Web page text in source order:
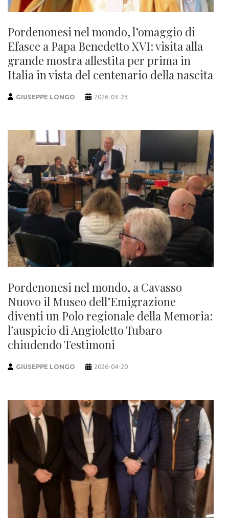
Pordenonesi nel mondo, l’omaggio di
Efasce a Papa Benedetto XVI: visita alla
grande mostra allestita per prima in
Italia in vista del centenario della nascita
GIUSEPPE LONGO 2026-03-23
Pordenonesi nel mondo, a Cavasso
Nuovo il Museo dell’Emigrazione
diventi un Polo regionale della Memoria:
l’auspicio di Angioletto Tubaro
chiudendo Testimoni
GIUSEPPE LONGO 2026-04-20